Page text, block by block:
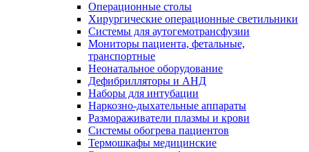
Операционные столы
Хирургические операционные светильники
Системы для аутогемотрансфузии
Мониторы пациента, фетальные,
транспортные
Неонатальное оборудование
Дефибрилляторы и АНД
Наборы для интубации
Наркозно-дыхательные аппараты
Размораживатели плазмы и крови
Системы обогрева пациентов
Термошкафы медицинские